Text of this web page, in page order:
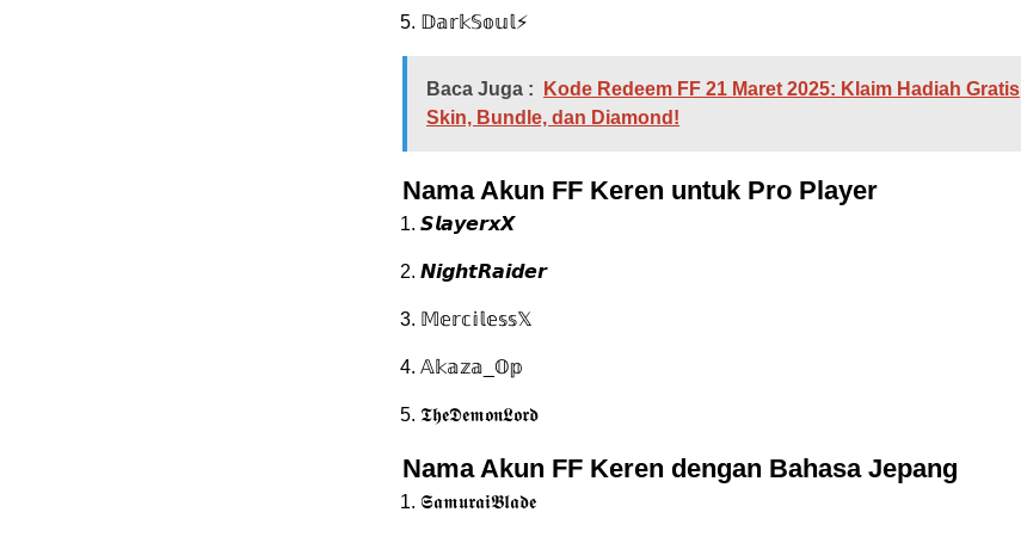
𝔻𝕒𝕣𝕜𝕊𝕠𝕦𝕝⚡
Baca Juga :
Kode Redeem FF 21 Maret 2025: Klaim Hadiah Gratis
Skin, Bundle, dan Diamond!
Nama Akun FF Keren untuk Pro Player
𝙎𝙡𝙖𝙮𝙚𝙧𝙭𝙓
𝙉𝙞𝙜𝙝𝙩𝙍𝙖𝙞𝙙𝙚𝙧
𝕄𝕖𝕣𝕔𝕚𝕝𝕖𝕤𝕤𝕏
𝔸𝕜𝕒𝕫𝕒_𝕆𝕡
𝕿𝖍𝖊𝕯𝖊𝖒𝖔𝖓𝕷𝖔𝖗𝖉
Nama Akun FF Keren dengan Bahasa Jepang
𝕾𝖆𝖒𝖚𝖗𝖆𝖎𝕭𝖑𝖆𝖉𝖊